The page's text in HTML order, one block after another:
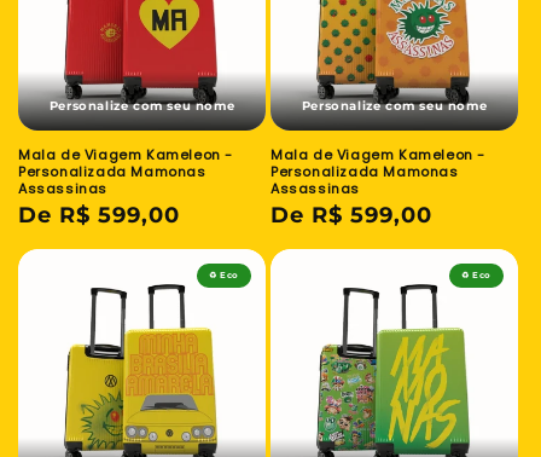
Personalize com seu nome
Mala de Viagem Kameleon -
Personalizada Mamonas
Assassinas
Preço
De R$ 599,00
Personalize com seu nome
Mala de Viagem Kameleon -
Personalizada Mamonas
Assassinas
Preço
De R$ 599,00
♻️ Eco ♻️ Eco